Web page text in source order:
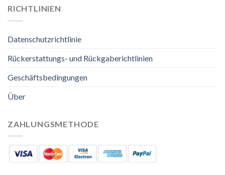
RICHTLINIEN
Datenschutzrichtlinie
Rückerstattungs- und Rückgaberichtlinien
Geschäftsbedingungen
Über
ZAHLUNGSMETHODE